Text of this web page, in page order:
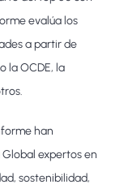
evalúa los
a partir de
la OCDE, la
han
expertos en
sostenibilidad,